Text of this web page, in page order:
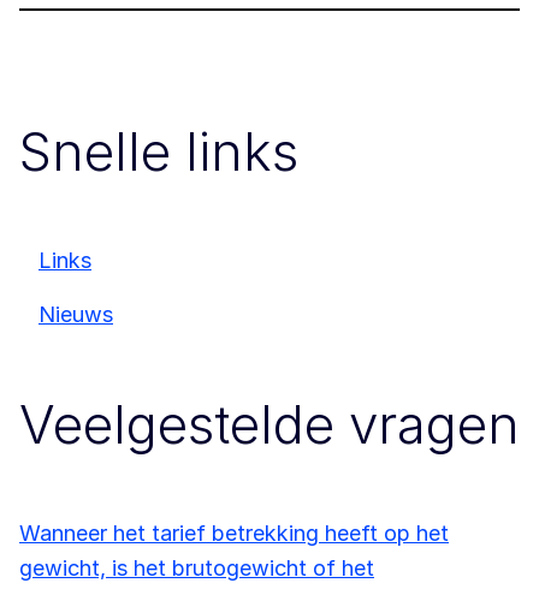
Snelle links
Links
Nieuws
Veelgestelde vragen
Wanneer het tarief betrekking heeft op het
gewicht, is het brutogewicht of het